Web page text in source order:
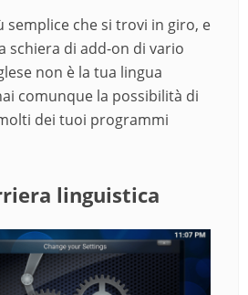
semplice che si trovi in giro, e
schiera di add-on di vario
non è la tua lingua
comunque la possibilità di
dei tuoi programmi
linguistica